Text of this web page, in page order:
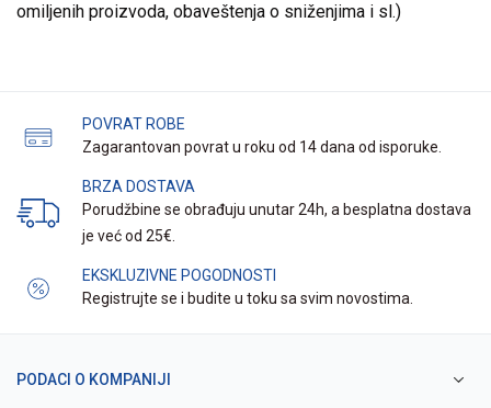
omiljenih proizvoda, obaveštenja o sniženjima i sl.)
POVRAT ROBE
Zagarantovan povrat u roku od 14 dana od isporuke.
BRZA DOSTAVA
Porudžbine se obrađuju unutar 24h, a besplatna dostava
je već od 25€.
EKSKLUZIVNE POGODNOSTI
Registrujte se i budite u toku sa svim novostima.
PODACI O KOMPANIJI